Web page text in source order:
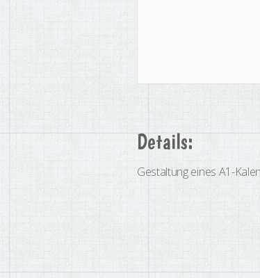
Details:
Gestaltung eines A1-